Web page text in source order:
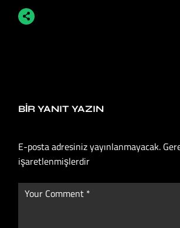
BIR YANIT YAZIN
E-posta adresiniz yayınlanmayacak.
işaretlenmişlerdir